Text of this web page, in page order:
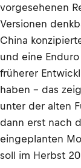
vorgesehenen
Versionen
China
und eine
früherer
haben - das
unter der alten
dann erst nach
eingeplanten
soll im Herbst